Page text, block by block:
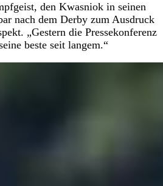
den Kwasniok in seinen
nach dem Derby zum Ausdruck
„Gestern die Pressekonferenz
beste seit langem.“